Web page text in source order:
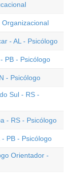
Organizacional
- AL - Psicólogo
PB - Psicólogo
- Psicólogo
Sul - RS -
- RS - Psicólogo
PB - Psicólogo
Orientador -